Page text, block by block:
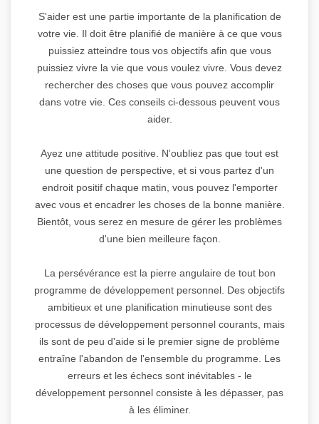
S'aider est une partie importante de la planification de
votre vie. Il doit être planifié de manière à ce que vous
puissiez atteindre tous vos objectifs afin que vous
puissiez vivre la vie que vous voulez vivre. Vous devez
rechercher des choses que vous pouvez accomplir
dans votre vie. Ces conseils ci-dessous peuvent vous
aider.
Ayez une attitude positive. N'oubliez pas que tout est
une question de perspective, et si vous partez d'un
endroit positif chaque matin, vous pouvez l'emporter
avec vous et encadrer les choses de la bonne manière.
Bientôt, vous serez en mesure de gérer les problèmes
d'une bien meilleure façon.
La persévérance est la pierre angulaire de tout bon
programme de développement personnel. Des objectifs
ambitieux et une planification minutieuse sont des
processus de développement personnel courants, mais
ils sont de peu d'aide si le premier signe de problème
entraîne l'abandon de l'ensemble du programme. Les
erreurs et les échecs sont inévitables - le
développement personnel consiste à les dépasser, pas
à les éliminer.